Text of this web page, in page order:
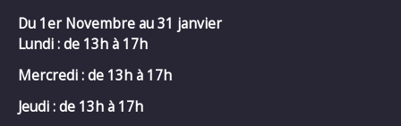
Du 1er Novembre au 31 janvier
Lundi : de 13h à 17h
Mercredi :de 13h à 17h
Jeudi : de 13h à 17h